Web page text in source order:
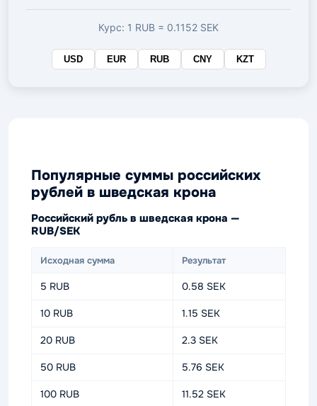
валюте
Курс: 1 RUB = 0.1152 SEK
USD EUR RUB CNY KZT
Популярные суммы российских
рублей в шведская крона
Российский рубль в шведская крона —
RUB/SEK
Исходная сумма Результат
5 RUB 0.58 SEK
10 RUB 1.15 SEK
20 RUB 2.3 SEK
50 RUB 5.76 SEK
100 RUB 11.52 SEK